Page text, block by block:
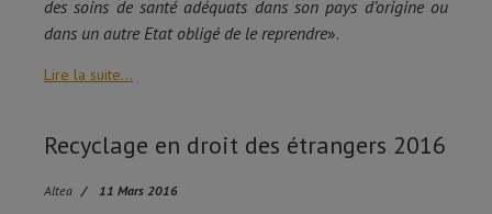
des soins de santé adéquats dans son pays d’origine ou
dans un autre Etat obligé de le reprendre».
Lire la suite...
Recyclage en droit des étrangers 2016
Altea 11 Mars 2016